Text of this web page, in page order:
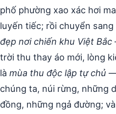
phố phường xao xác hơi
luyến tiếc; rồi chuyển sang
đẹp nơi chiến khu Việt Bắc
trời thu thay áo mới, lòng
là mùa thu độc lập tự chủ —
chúng ta, núi rừng, những
đồng, những ngả đường;